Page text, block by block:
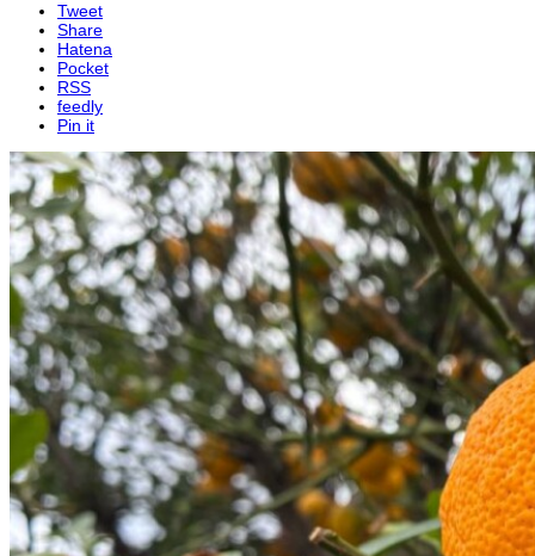
Tweet
Share
Hatena
Pocket
RSS
feedly
Pin it